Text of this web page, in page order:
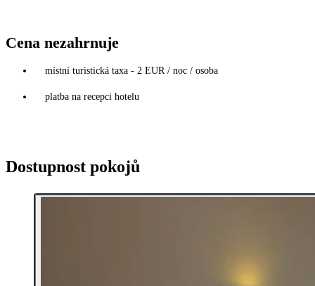
Cena nezahrnuje
místní turistická taxa - 2 EUR / noc / osoba
platba na recepci hotelu
Dostupnost pokojů